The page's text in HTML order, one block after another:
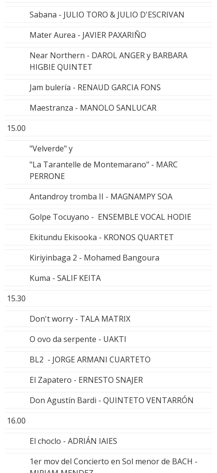
Sabana - JULIO TORO & JULIO D'ESCRIVAN
Mater Aurea - JAVIER PAXARIÑO
Near Northern - DAROL ANGER y BARBARA
HIGBIE QUINTET
Jam bulería - RENAUD GARCIA FONS
Maestranza - MANOLO SANLUCAR
15.00
"Velverde" y
"La Tarantelle de Montemarano" - MARC
PERRONE
Antandroy tromba II - MAGNAMPY SOA
Golpe Tocuyano - ENSEMBLE VOCAL HODIE
Ekitundu Ekisooka - KRONOS QUARTET
Kiriyinbaga 2 - Mohamed Bangoura
Kuma - SALIF KEITA
15.30
Don't worry - TALA MATRIX
O ovo da serpente - UAKTI
BL2 - JORGE ARMANI CUARTETO
El Zapatero - ERNESTO SNAJER
Don Agustín Bardi - QUINTETO VENTARRÓN
16.00
El choclo - ADRIÁN IAIES
1er mov del Concierto en Sol menor de BACH -